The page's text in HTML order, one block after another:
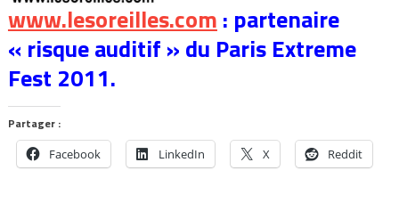
www.lesoreilles.com : partenaire
« risque auditif » du Paris Extreme
Fest 2011.
Partager :
Facebook LinkedIn X Reddit